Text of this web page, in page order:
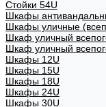
Стойки 54U
Шкафы
Шкафы уличные
Шкаф уличный
Шкаф уличный
Шкафы 12U
Шкафы 15U
Шкафы 18U
Шкафы 24U
Шкафы 30U